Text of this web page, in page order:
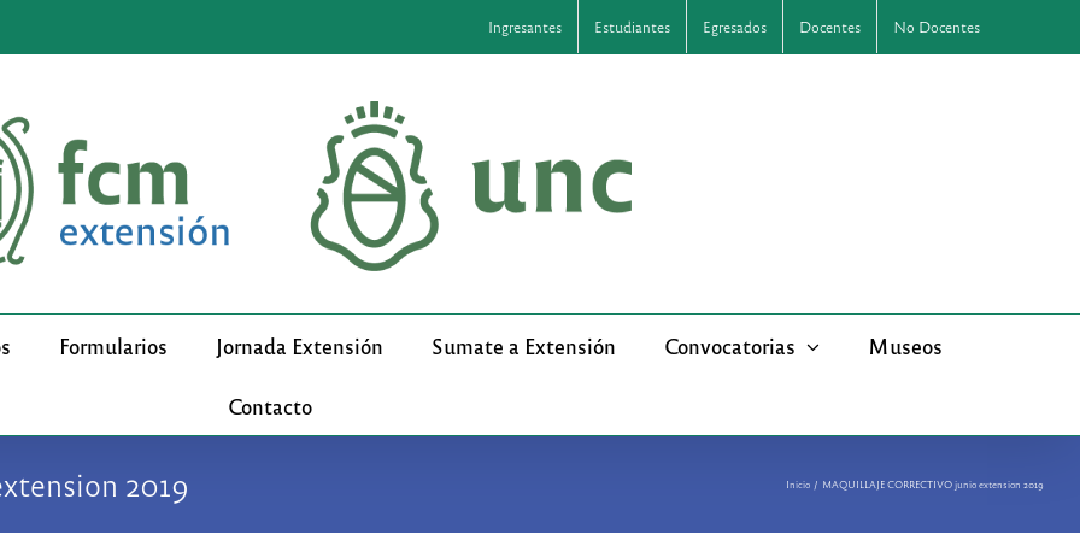
Ingresantes Estudiantes Egresados Docentes No Docentes
Formularios Jornada Extensión Sumate a Extensión Convocatorias Museos
Contacto
2019 Inicio MAQUILLAJE CORRECTIVO junio extension 2019